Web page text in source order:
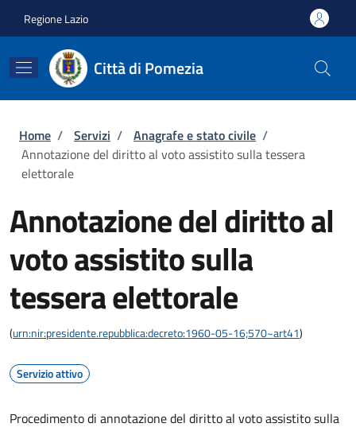
Regione Lazio
Città di Pomezia
Briciole di pane
Home / Servizi / Anagrafe e stato civile /
Annotazione del diritto al voto assistito sulla tessera
elettorale
Annotazione del diritto al
voto assistito sulla
tessera elettorale
(urn:nir:presidente.repubblica:decreto:1960-05-16;570~art41)
Servizio attivo
Procedimento di annotazione del diritto al voto assistito sulla